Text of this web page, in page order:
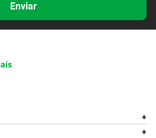
Enviar
+
+